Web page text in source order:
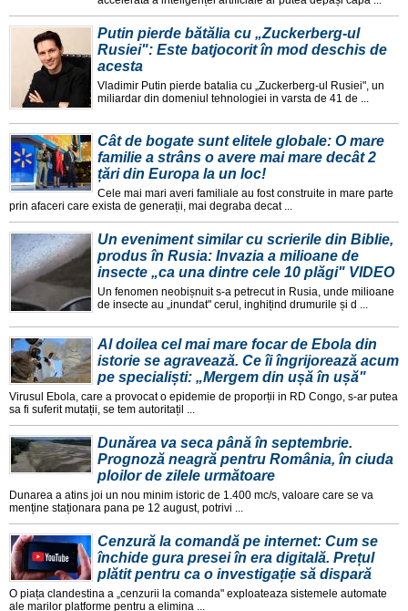
Putin pierde bătălia cu „Zuckerberg-ul
Rusiei": Este batjocorit în mod deschis de
acesta
Vladimir Putin pierde batalia cu „Zuckerberg-ul Rusiei", un
miliardar din domeniul tehnologiei in varsta de 41 de ...
Cât de bogate sunt elitele globale: O mare
familie a strâns o avere mai mare decât 2
țări din Europa la un loc!
Cele mai mari averi familiale au fost construite in mare parte
prin afaceri care exista de generații, mai degraba decat ...
Un eveniment similar cu scrierile din Biblie,
produs în Rusia: Invazia a milioane de
insecte „ca una dintre cele 10 plăgi" VIDEO
Un fenomen neobișnuit s-a petrecut in Rusia, unde milioane
de insecte au „inundat" cerul, inghițind drumurile și d ...
Al doilea cel mai mare focar de Ebola din
istorie se agravează. Ce îi îngrijorează acum
pe specialiști: „Mergem din ușă în ușă"
Virusul Ebola, care a provocat o epidemie de proporții in RD Congo, s-ar putea
sa fi suferit mutații, se tem autoritațil ...
Dunărea va seca până în septembrie.
Prognoză neagră pentru România, în ciuda
ploilor de zilele următoare
Dunarea a atins joi un nou minim istoric de 1.400 mc/s, valoare care se va
menține staționara pana pe 12 august, potrivi ...
Cenzură la comandă pe internet: Cum se
închide gura presei în era digitală. Prețul
plătit pentru ca o investigație să dispară
O piața clandestina a „cenzurii la comanda" exploateaza sistemele automate
ale marilor platforme pentru a elimina ...